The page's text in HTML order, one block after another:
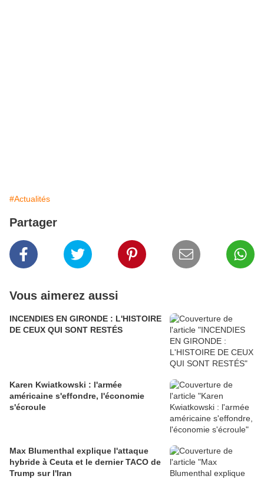
#Actualités
Partager
Vous aimerez aussi
INCENDIES EN GIRONDE : L'HISTOIRE
DE CEUX QUI SONT RESTÉS
Karen Kwiatkowski : l'armée
américaine s'effondre, l'économie
s'écroule
Max Blumenthal explique l'attaque
hybride à Ceuta et le dernier TACO de
Trump sur l'Iran